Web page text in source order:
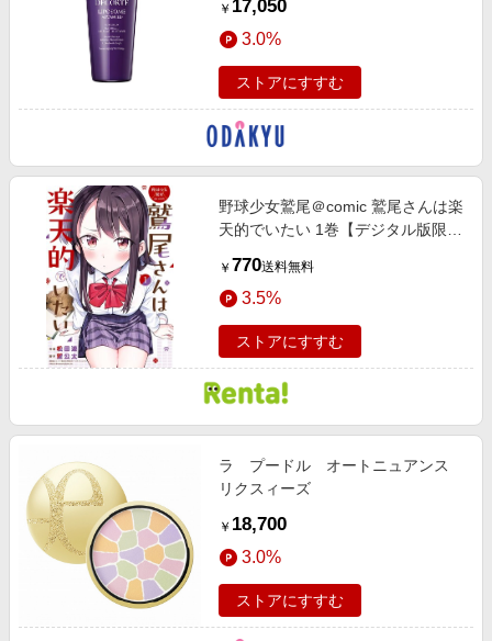
￥ 17,050
3.0%
ストアにすすむ
野球少女鷲尾＠comic 鷲尾さんは楽
天的でいたい 1巻【デジタル版限定
￥ 770送料無料
3.5%
ストアにすすむ
ラ プードル オートニュアンス
リクスィーズ
￥ 18,700
3.0%
ストアにすすむ